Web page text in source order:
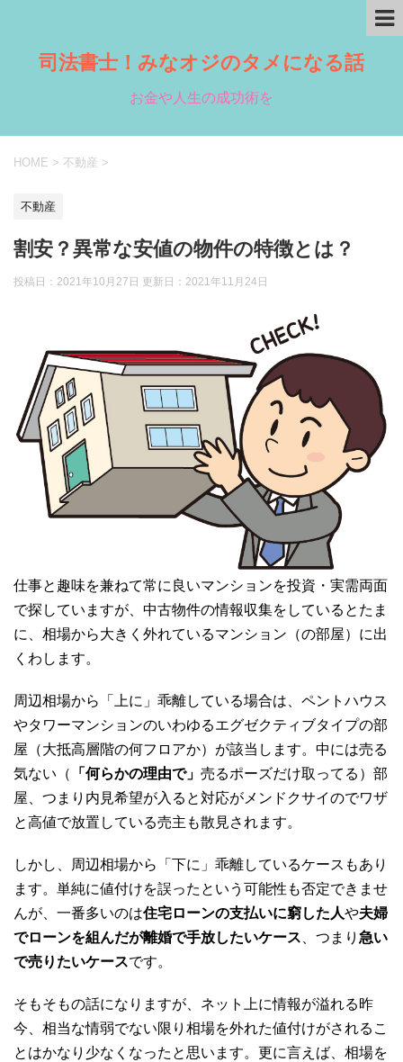
司法書士！みなオジのタメになる話
お金や人生の成功術を
HOME > 不動産 >
不動産
割安？異常な安値の物件の特徴とは？
投稿日：2021年10月27日 更新日： 2021年11月24日
仕事と趣味を兼ねて常に良いマンションを投資・実需両面
で探していますが、中古物件の情報収集をしているとたま
に、相場から大きく外れているマンション（の部屋）に出
くわします。
周辺相場から「上に」乖離している場合は、ペントハウス
やタワーマンションのいわゆるエグゼクティブタイプの部
屋（大抵高層階の何フロアか）が該当します。中には売る
気ない（
「何らかの理由で」 売るポーズだけ取ってる）部
屋、つまり内見希望が入ると対応がメンドクサイのでワザ
と高値で放置している売主も散見されます。
しかし、周辺相場から「下に」乖離しているケースもあり
ます。単純に値付けを誤ったという可能性も否定できませ
んが、一番多いのは住宅ローンの支払いに窮した人や夫婦
でローンを組んだが離婚で手放したいケース 、つまり 急い
で売りたいケースです。
そもそもの話になりますが、ネット上に情報が溢れる昨
今、相当な情弱でない限り相場を外れた値付けがされるこ
とはかなり少なくなったと思います。更に言えば、相場を